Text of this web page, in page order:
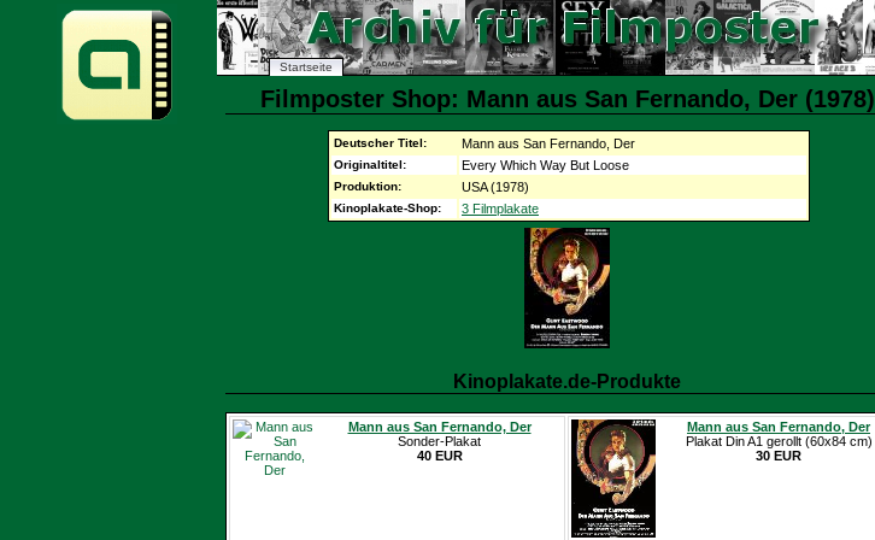
Startseite
Filmposter Shop: Mann aus San Fernando, Der (1978)
Deutscher Titel: Mann aus San Fernando, Der
Originaltitel: Every Which Way But Loose
Produktion: USA (1978)
Kinoplakate-Shop: 3 Filmplakate
Kinoplakate.de-Produkte
Mann aus San Fernando, Der
Sonder-Plakat
40 EUR
Mann aus San Fernando, Der
Plakat Din A1 gerollt (60x84 cm)
30 EUR